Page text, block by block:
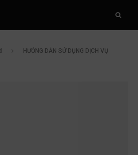
HƯỚNG DẪN SỬ DỤNG DỊCH VỤ